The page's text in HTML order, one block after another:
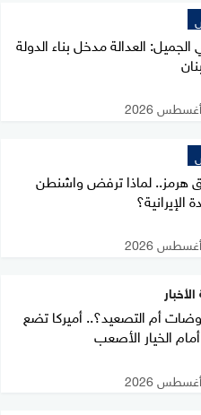
العدالة مدخل بناء الدولة
هرمز.. لماذا ترفض واشنطن
الإيرانية؟
أم التصعيد؟.. أميركا تضع
أمام الخيار الأصعب